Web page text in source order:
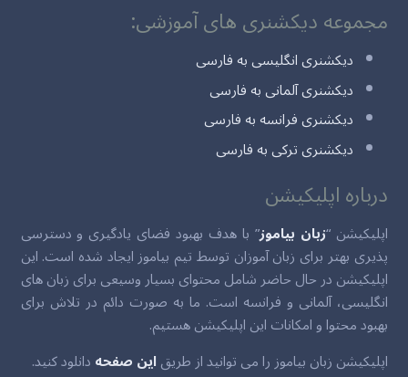
مجموعه دیکشنری های آموزشی:
دیکشنری انگلیسی به فارسی
دیکشنری آلمانی به فارسی
دیکشنری فرانسه به فارسی
دیکشنری ترکی به فارسی
درباره اپلیکیشن
اپلیکیشن “زبان بیاموز” با هدف بهبود فضای یادگیری و دسترسی
پذیری بهتر برای زبان آموزان توسط تیم بیاموز ایجاد شده است. این
اپلیکیشن در حال حاضر شامل محتوای بسیار وسیعی برای زبان های
انگلیسی، آلمانی و فرانسه است. ما به صورت دائم در تلاش برای
بهبود محتوا و امکانات این اپلیکیشن هستیم.
اپلیکیشن زبان بیاموز را می توانید از طریقاین صفحهدانلود کنید.